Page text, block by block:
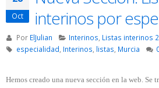
Oct
interinos por
Por ElJulian Interinos Listas interinos
especialidad Interinos listas Murcia
Hemos creado una nueva sección en la web. Se